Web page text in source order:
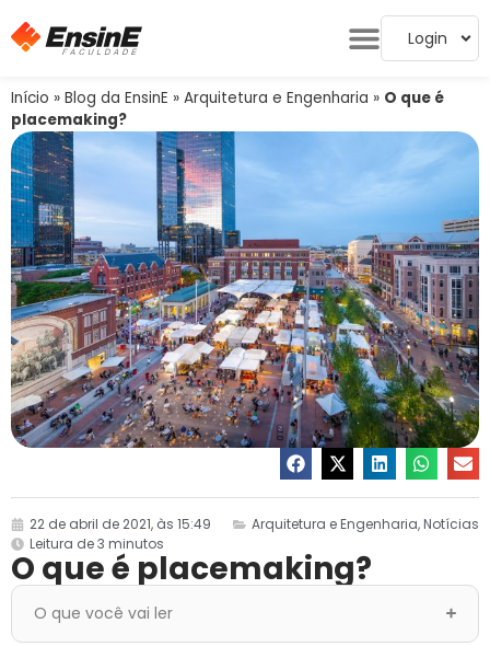
Login
Início » Blog da EnsinE » Arquitetura e Engenharia » O que é
placemaking?
22 de abril de 2021, às 15:49 Arquitetura e Engenharia,Notícias
Leitura de 3 minutos
O que é placemaking?
O que você vai ler